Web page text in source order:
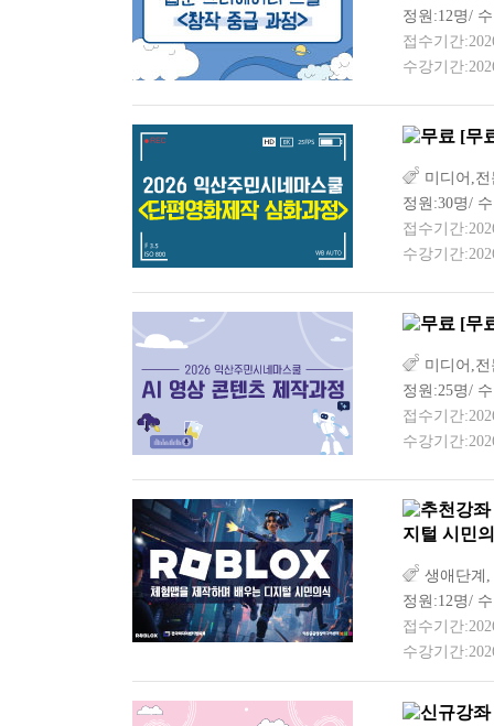
정원:12명/
접수기간
수강기간
[무
미디어,
정원:30명/
접수기간
수강기간
[무
미디어,
정원:25명/
접수기간
수강기간
지털 시민
생애단계
정원:12명/
접수기간
수강기간